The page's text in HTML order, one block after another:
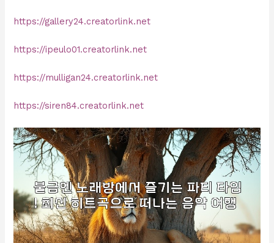
https://gallery24.creatorlink.net
https://ipeulo01.creatorlink.net
https://mulligan24.creatorlink.net
https://siren84.creatorlink.net